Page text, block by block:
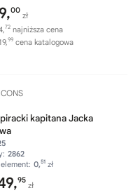
00
zł
72 najniższa cena
99 cena katalogowa
ICONS
kapitana Jacka
2862
0,51 zł
95
zł